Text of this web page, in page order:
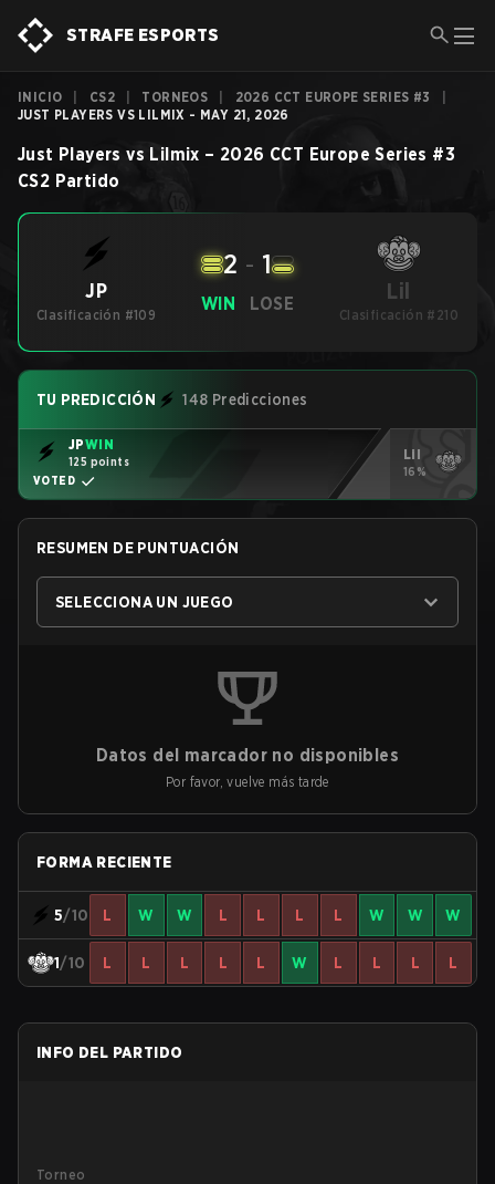
STRAFE ESPORTS
INICIO CS2 TORNEOS 2026 CCT EUROPE SERIES #3
JUST PLAYERS VS LILMIX - MAY 21, 2026
Just Players vs Lilmix – 2026 CCT Europe Series #3
CS2 Partido
JP
Clasificación #109
WIN
2 - 1
LOSE Lil
Clasificación #210
TU PREDICCIÓN 148 Predicciones
JPWIN
125 points
VOTED
Lil
16%
RESUMEN DE PUNTUACIÓN
SELECCIONA UN JUEGO
Datos del marcador no disponibles
Por favor, vuelve más tarde
FORMA RECIENTE
5/10 L W W L L L L W W W
1/10 L L L L L W L L L L
INFO DEL PARTIDO
Torneo